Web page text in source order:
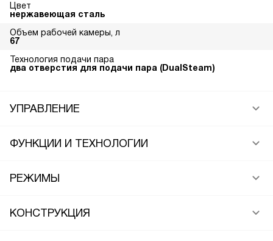
Цвет
нержавеющая сталь
Объем рабочей камеры, л
67
Технология подачи пара
два отверстия для подачи пара (DualSteam)
УПРАВЛЕНИЕ
ФУНКЦИИ И ТЕХНОЛОГИИ
РЕЖИМЫ
КОНСТРУКЦИЯ